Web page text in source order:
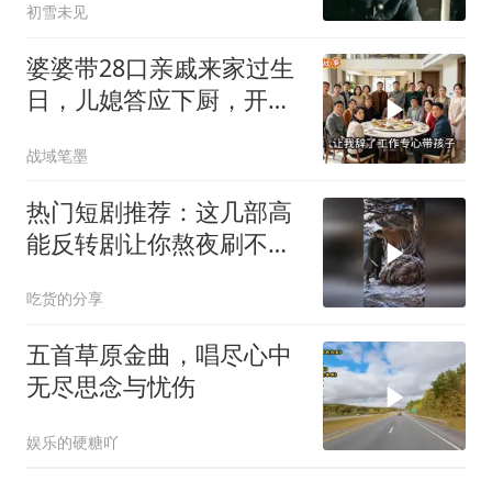
初雪未见
婆婆带28口亲戚来家过生
日，儿媳答应下厨，开饭
战域笔墨
热门短剧推荐：这几部高
能反转剧让你熬夜刷不
吃货的分享
五首草原金曲，唱尽心中
无尽思念与忧伤
娱乐的硬糖吖